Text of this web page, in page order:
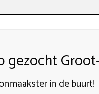
gezocht
in de buurt!